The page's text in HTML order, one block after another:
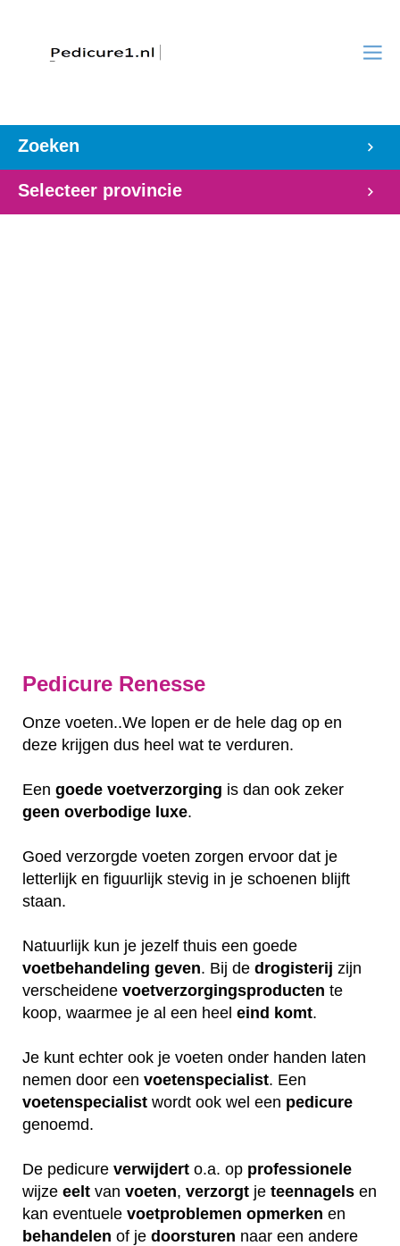
Zoeken
Selecteer provincie
Pedicure Renesse
Onze voeten..We lopen er de hele dag op en
deze krijgen dus heel wat te verduren.
Een goede voetverzorging is dan ook zeker
geen overbodige luxe.
Goed verzorgde voeten zorgen ervoor dat je
letterlijk en figuurlijk stevig in je schoenen blijft
staan.
Natuurlijk kun je jezelf thuis een goede
voetbehandeling geven. Bij de drogisterij zijn
verscheidene voetverzorgingsproducten te
koop, waarmee je al een heel eind komt.
Je kunt echter ook je voeten onder handen laten
nemen door een voetenspecialist. Een
voetenspecialist wordt ook wel een pedicure
genoemd.
De pedicure verwijdert o.a. op professionele
wijze eelt van voeten, verzorgt je teennagels en
kan eventuele voetproblemen opmerken en
behandelen of je doorsturen naar een andere